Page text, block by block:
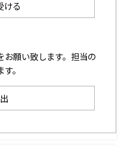
ける
願い致します。担当の
。